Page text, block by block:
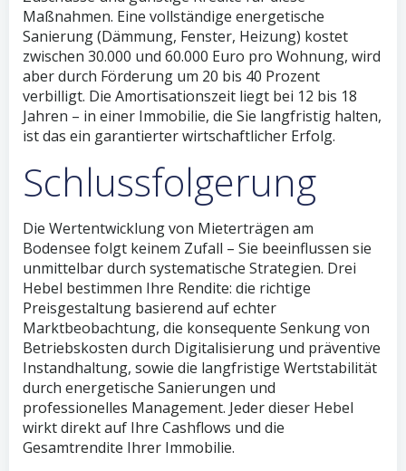
Maßnahmen. Eine vollständige energetische
Sanierung (Dämmung, Fenster, Heizung) kostet
zwischen 30.000 und 60.000 Euro pro Wohnung, wird
aber durch Förderung um 20 bis 40 Prozent
verbilligt. Die Amortisationszeit liegt bei 12 bis 18
Jahren – in einer Immobilie, die Sie langfristig halten,
ist das ein garantierter wirtschaftlicher Erfolg.
Schlussfolgerung
Die Wertentwicklung von Mieterträgen am
Bodensee folgt keinem Zufall – Sie beeinflussen sie
unmittelbar durch systematische Strategien. Drei
Hebel bestimmen Ihre Rendite: die richtige
Preisgestaltung basierend auf echter
Marktbeobachtung, die konsequente Senkung von
Betriebskosten durch Digitalisierung und präventive
Instandhaltung, sowie die langfristige Wertstabilität
durch energetische Sanierungen und
professionelles Management. Jeder dieser Hebel
wirkt direkt auf Ihre Cashflows und die
Gesamtrendite Ihrer Immobilie.